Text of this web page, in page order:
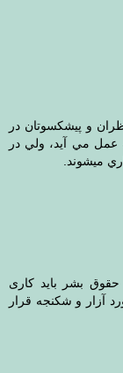
و پيشكسوتان در
مي آيد، ولي در
ميشوند.
حقوق بشر باید کاری
آزار و شکنجه قرار